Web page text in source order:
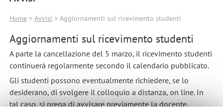
Home> Avvisi > Aggiornamenti sul ricevimento studenti
Aggiornamenti sul ricevimento studenti
A parte la cancellazione del 5 marzo, il ricevimento studenti
continuerà regolarmente secondo il calendario pubblicato.
Gli studenti possono eventualmente richiedere, se lo
desiderano, di svolgere il colloquio a distanza, on line. In
tal caso, si prega di avvisare previamente la docente.